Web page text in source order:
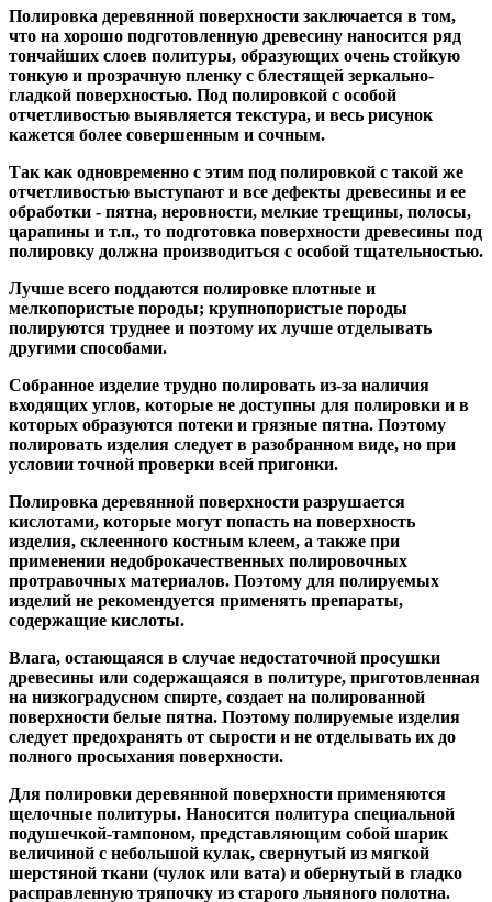
Полировка деревянной поверхности заключается в том,
что на хорошо подготовленную древесину наносится ряд
тончайших слоев политуры, образующих очень стойкую
тонкую и прозрачную пленку с блестящей зеркально-
гладкой поверхностью. Под полировкой с особой
отчетливостью выявляется текстура, и весь рисунок
кажется более совершенным и сочным.
Так как одновременно с этим под полировкой с такой же
отчетливостью выступают и все дефекты древесины и ее
обработки - пятна, неровности, мелкие трещины, полосы,
царапины и т.п., то подготовка поверхности древесины под
полировку должна производиться с особой тщательностью.
Лучше всего поддаются полировке плотные и
мелкопористые породы; крупнопористые породы
полируются труднее и поэтому их лучше отделывать
другими способами.
Собранное изделие трудно полировать из-за наличия
входящих углов, которые не доступны для полировки и в
которых образуются потеки и грязные пятна. Поэтому
полировать изделия следует в разобранном виде, но при
условии точной проверки всей пригонки.
Полировка деревянной поверхности разрушается
кислотами, которые могут попасть на поверхность
изделия, склеенного костным клеем, а также при
применении недоброкачественных полировочных
протравочных материалов. Поэтому для полируемых
изделий не рекомендуется применять препараты,
содержащие кислоты.
Влага, остающаяся в случае недостаточной просушки
древесины или содержащаяся в политуре, приготовленная
на низкоградусном спирте, создает на полированной
поверхности белые пятна. Поэтому полируемые изделия
следует предохранять от сырости и не отделывать их до
полного просыхания поверхности.
Для полировки деревянной поверхности применяются
щелочные политуры. Наносится политура специальной
подушечкой-тампоном, представляющим собой шарик
величиной с небольшой кулак, свернутый из мягкой
шерстяной ткани (чулок или вата) и обернутый в гладко
расправленную тряпочку из старого льняного полотна.